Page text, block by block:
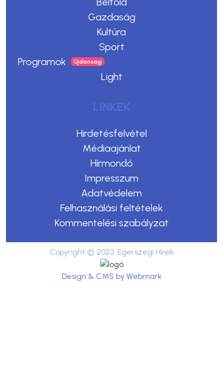
Gazdaság
Kultúra
Sport
Programok
Light
LINKEK
Hirdetésfelvétel
Médiaajánlat
Hírmondó
Impresszum
Adatvédelem
Felhasználási feltételek
Kommentelési szabályzat
Copyright © 2023. Egerszegi Hírek
Design & CMS by Webmark